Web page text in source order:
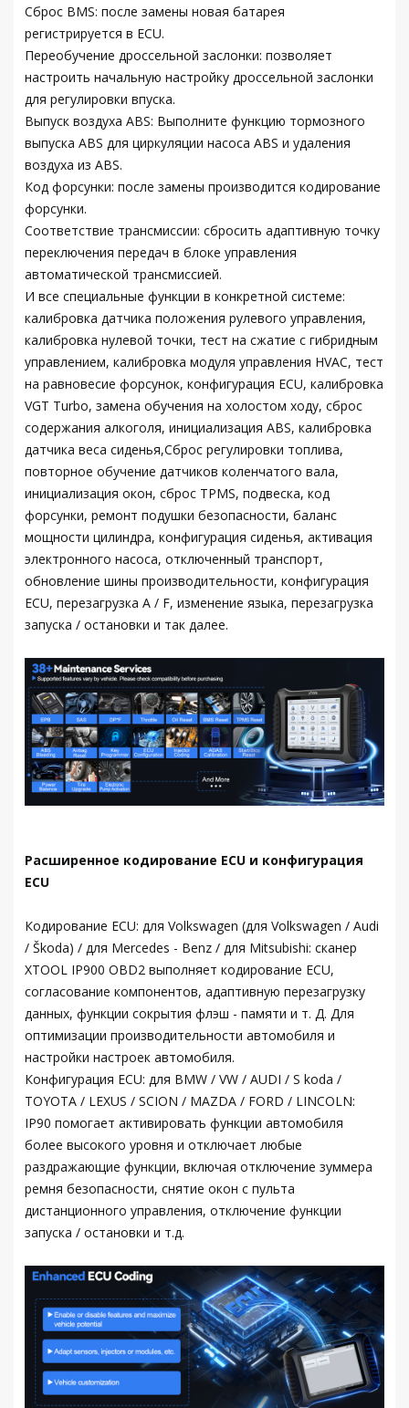
Сброс BMS: после замены новая батарея
регистрируется в ECU.
Переобучение дроссельной заслонки: позволяет
настроить начальную настройку дроссельной заслонки
для регулировки впуска.
Выпуск воздуха ABS: Выполните функцию тормозного
выпуска ABS для циркуляции насоса ABS и удаления
воздуха из ABS.
Код форсунки: после замены производится кодирование
форсунки.
Соответствие трансмиссии: сбросить адаптивную точку
переключения передач в блоке управления
автоматической трансмиссией.
И все специальные функции в конкретной системе:
калибровка датчика положения рулевого управления,
калибровка нулевой точки, тест на сжатие с гибридным
управлением, калибровка модуля управления HVAC, тест
на равновесие форсунок, конфигурация ECU, калибровка
VGT Turbo, замена обучения на холостом ходу, сброс
содержания алкоголя, инициализация ABS, калибровка
датчика веса сиденья,Сброс регулировки топлива,
повторное обучение датчиков коленчатого вала,
инициализация окон, сброс TPMS, подвеска, код
форсунки, ремонт подушки безопасности, баланс
мощности цилиндра, конфигурация сиденья, активация
электронного насоса, отключенный транспорт,
обновление шины производительности, конфигурация
ECU, перезагрузка A / F, изменение языка, перезагрузка
запуска / остановки и так далее.
Расширенное кодирование ECU и конфигурация
ECU
Кодирование ECU: для Volkswagen (для Volkswagen / Audi
/ Škoda) / для Mercedes - Benz / для Mitsubishi: сканер
XTOOL IP900 OBD2 выполняет кодирование ECU,
согласование компонентов, адаптивную перезагрузку
данных, функции сокрытия флэш - памяти и т. Д. Для
оптимизации производительности автомобиля и
настройки настроек автомобиля.
Конфигурация ECU: для BMW / VW / AUDI / S koda /
TOYOTA / LEXUS / SCION / MAZDA / FORD / LINCOLN:
IP90 помогает активировать функции автомобиля
более высокого уровня и отключает любые
раздражающие функции, включая отключение зуммера
ремня безопасности, снятие окон с пульта
дистанционного управления, отключение функции
запуска / остановки и т.д.